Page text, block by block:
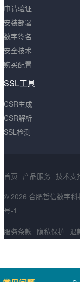
申请验证
安装部署
数字签名
安全技术
购买配置
SSL工具
CSR生成
CSR解析
SSL检测
首页 产品服务 技术支
© 2026 合肥哲信数字科
号-1
服务条款 隐私保护 退